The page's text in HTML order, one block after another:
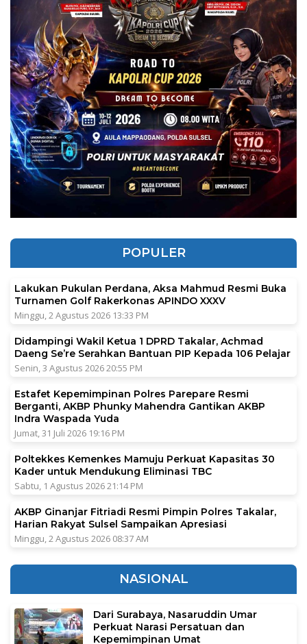
POPULER
Lakukan Pukulan Perdana, Aksa Mahmud Resmi Buka
Turnamen Golf Rakerkonas APINDO XXXV
Minggu, 2 Agustus 2026 13:33 PM
Didampingi Wakil Ketua 1 DPRD Takalar, Achmad
Daeng Se’re Serahkan Bantuan PIP Kepada 106 Pelajar
Senin, 3 Agustus 2026 20:55 PM
Estafet Kepemimpinan Polres Parepare Resmi
Berganti, AKBP Phunky Mahendra Gantikan AKBP
Indra Waspada Yuda
Jumat, 31 Juli 2026 19:16 PM
Poltekkes Kemenkes Mamuju Perkuat Kapasitas 30
Kader untuk Mendukung Eliminasi TBC
Sabtu, 1 Agustus 2026 21:14 PM
AKBP Ginanjar Fitriadi Resmi Pimpin Polres Takalar,
Harian Rakyat Sulsel Sampaikan Apresiasi
Minggu, 2 Agustus 2026 08:37 AM
NASIONAL
Dari Surabaya, Nasaruddin Umar
Perkuat Narasi Persatuan dan
Kepemimpinan Umat